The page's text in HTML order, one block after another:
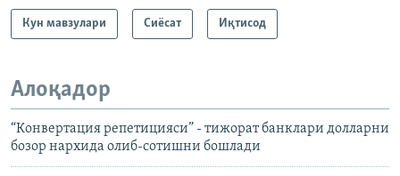
Кун мавзулари Сиёсат Иқтисод
Алоқадор
“Конвертация репетицияси” - тижорат банклари долларни
бозор нархида олиб-сотишни бошлади